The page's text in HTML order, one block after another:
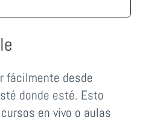
fácilmente desde
donde esté. Esto
en vivo o aulas